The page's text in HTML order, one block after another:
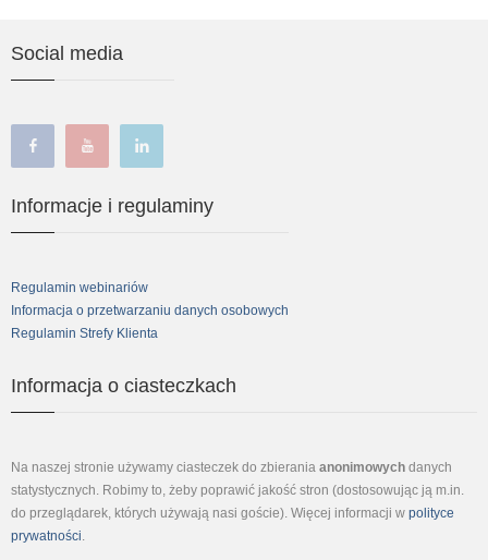
Social media
Informacje i regulaminy
Regulamin webinariów
Informacja o przetwarzaniu danych osobowych
Regulamin Strefy Klienta
Informacja o ciasteczkach
Na naszej stronie używamy ciasteczek do zbierania anonimowych danych
statystycznych. Robimy to, żeby poprawić jakość stron (dostosowując ją m.in.
do przeglądarek, których używają nasi goście). Więcej informacji w polityce
prywatności.